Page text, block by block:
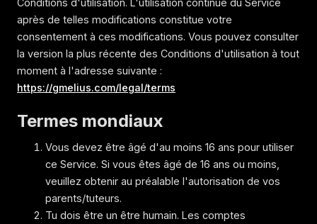
après de telles modifications constitue votre
consentement à ces modifications. Vous pouvez consulter
la version la plus récente des Conditions d'utilisation à tout
moment à l'adresse suivante :
https://gmelius.com/legal/terms
Termes mondiaux
Vous devez être âgé d'au moins 16 ans pour utiliser
ce Service. Si vous êtes âgé de 16 ans ou moins,
veuillez obtenir au préalable l'autorisation de vos
parents/tuteurs.
Tu dois être un être humain. Les comptes